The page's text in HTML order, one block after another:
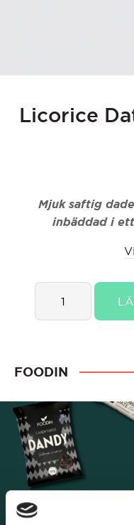
Licorice
Mjuk saftig
inbäddad i
Licorice
Bar
g
FOODIN